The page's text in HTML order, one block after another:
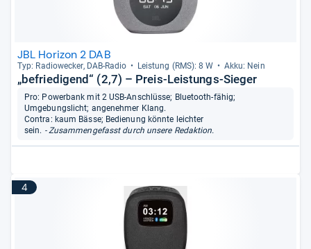
JBL Horizon 2 DAB
Typ: Radio­we­cker, DAB-​Radio Leis­tung (RMS): 8 W Akku: Nein
„befriedigend“ (2,7) – Preis-Leistungs-Sieger
Pro: Powerbank mit 2 USB-Anschlüsse; Bluetooth-fähig;
Umgebungslicht; angenehmer Klang.
Contra: kaum Bässe; Bedienung könnte leichter
sein. - Zusammengefasst durch unsere Redaktion.
4